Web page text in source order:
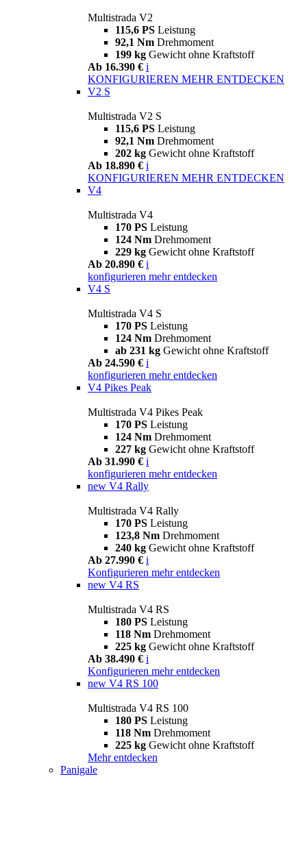
Multistrada V2
115,6 PS Leistung
92,1 Nm Drehmoment
199 kg Gewicht ohne Kraftstoff
Ab 16.390 € i
KONFIGURIEREN MEHR ENTDECKEN
V2 S
Multistrada V2 S
115,6 PS Leistung
92,1 Nm Drehmoment
202 kg Gewicht ohne Kraftstoff
Ab 18.890 € i
KONFIGURIEREN MEHR ENTDECKEN
V4
Multistrada V4
170 PS Leistung
124 Nm Drehmoment
229 kg Gewicht ohne Kraftstoff
Ab 20.890 € i
konfigurieren mehr entdecken
V4 S
Multistrada V4 S
170 PS Leistung
124 Nm Drehmoment
ab 231 kg Gewicht ohne Kraftstoff
Ab 24.590 € i
konfigurieren mehr entdecken
V4 Pikes Peak
Multistrada V4 Pikes Peak
170 PS Leistung
124 Nm Drehmoment
227 kg Gewicht ohne Kraftstoff
Ab 31.990 € i
konfigurieren mehr entdecken
new V4 Rally
Multistrada V4 Rally
170 PS Leistung
123,8 Nm Drehmoment
240 kg Gewicht ohne Kraftstoff
Ab 27.990 € i
Konfigurieren mehr entdecken
new V4 RS
Multistrada V4 RS
180 PS Leistung
118 Nm Drehmoment
225 kg Gewicht ohne Kraftstoff
Ab 38.490 € i
Konfigurieren mehr entdecken
new V4 RS 100
Multistrada V4 RS 100
180 PS Leistung
118 Nm Drehmoment
225 kg Gewicht ohne Kraftstoff
Mehr entdecken
Panigale